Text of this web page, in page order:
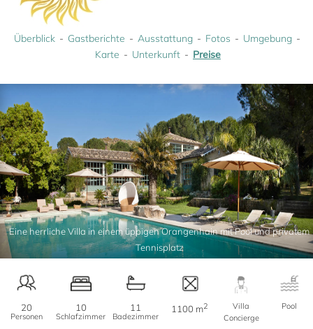
Überblick Gastberichte Ausstattung Fotos
Umgebung
Karte
Unterkunft Preise
Eine herrliche Villa in einem üppigen Orangenhain mit Pool und privatem
Tennisplatz
20
Personen
10
Schlafzimmer
11
Badezimmer
1100 m2
Villa
Concierge
Pool